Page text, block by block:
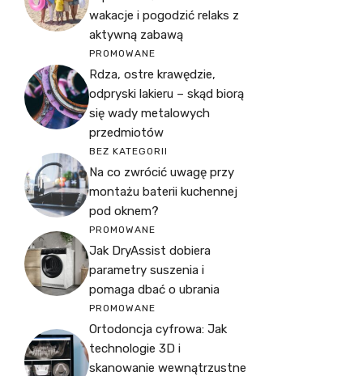
wakacje i pogodzić relaks z
aktywną zabawą
PROMOWANE
Rdza, ostre krawędzie,
odpryski lakieru – skąd biorą
się wady metalowych
przedmiotów
BEZ KATEGORII
Na co zwrócić uwagę przy
montażu baterii kuchennej
pod oknem?
PROMOWANE
Jak DryAssist dobiera
parametry suszenia i
pomaga dbać o ubrania
PROMOWANE
Ortodoncja cyfrowa: Jak
technologie 3D i
skanowanie wewnątrzustne